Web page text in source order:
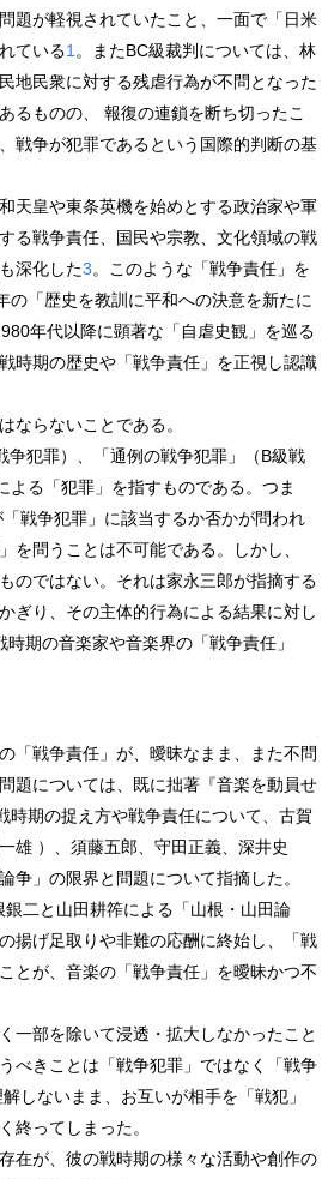
題が軽視されていたこと、一面で「日米
ている1 。またBC級裁判については、林
地民衆に対する残虐行為が不問となった
るものの、 報復の連鎖を断ち切ったこ
戦争が犯罪であるという国際的判断の基
天皇や東条英機を始めとする政治家や軍
る戦争責任、国民や宗教、文化領域の戦
深化した3。このような「戦争責任」を
「歴史を教訓に平和への決意を新たに
年代以降に顕著な「自虐史観」を巡る
時期の歴史や「戦争責任」を正視し認識
ならないことである。
争犯罪）、「通例の戦争犯罪」（B級戦
る「犯罪」を指すものである。つま
戦争犯罪」に該当するか否かが問われ
を問うことは不可能である。しかし、
のではない。それは家永三郎が指摘する
ぎり、その主体的行為による結果に対し
時期の音楽家や音楽界の「戦争責任」
「戦争責任」が、曖昧なまま、また不問
題については、既に拙著『音楽を動員せ
時期の捉え方や戦争責任について、古賀
雄 ）、須藤五郎、守田正義、深井史
争」の限界と問題について指摘した。
二と山田耕筰による「山根・山田論
揚げ足取りや非難の応酬に終始し、「戦
とが、音楽の「戦争責任」を曖昧かつ不
一部を除いて浸透・拡大しなかったこと
べきことは「戦争犯罪」ではなく「戦争
しないまま、お互いが相手を「戦犯」
終ってしまった。
在が、彼の戦時期の様々な活動や創作の